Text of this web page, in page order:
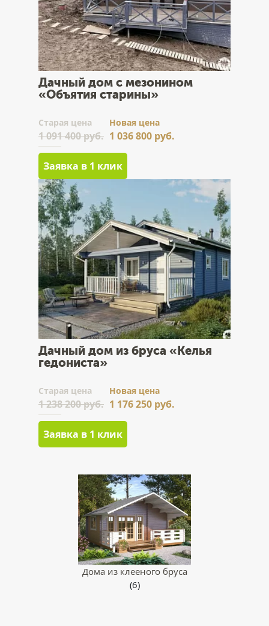
Дачный дом с мезонином
«Объятия старины»
Cтарая цена
1 091 400 руб.
Новая цена
1 036 800 руб.
Заявка в 1 клик
Дачный дом из бруса «Келья
гедониста»
Cтарая цена
1 238 200 руб.
Новая цена
1 176 250 руб.
Заявка в 1 клик
Дома из клееного бруса
(6)